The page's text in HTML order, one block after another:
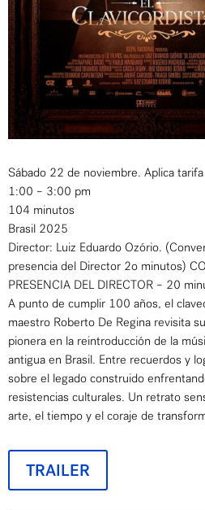
Sábado 22 de noviembre. Aplica
1:00 – 3:00 pm
104 minutos
Brasil 2025
Director: Luiz Eduardo Ozório.
presencia del Director 2o minutos)
PRESENCIA DEL DIRECTOR – 20
A punto de cumplir 100 años, el
maestro Roberto De Regina revisita
pionera en la reintroducción de la
antigua en Brasil. Entre recuerdos y
sobre el legado construido
resistencias culturales. Un retrato
arte, el tiempo y el coraje de
TRAILER